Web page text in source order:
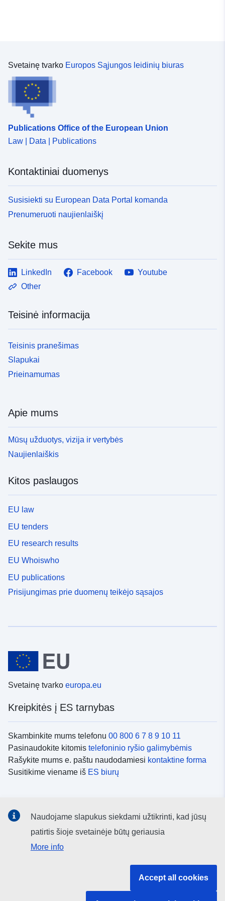
Identifikatoriai:
https://registry.gdi-
uriRef:
http://data.europa.eu/88u/dataset/
Svetainę tvarko Europos Sąjungos leidinių biuras
Publications Office of the European Union
Law | Data | Publications
Kontaktiniai duomenys
Susisiekti su European Data Portal komanda
Prenumeruoti naujienlaiškį
Sekite mus
LinkedIn Facebook
Youtube
Other
Teisinė informacija
Teisinis pranešimas
Slapukai
Prieinamumas
Apie mums
Mūsų užduotys, vizija ir vertybės
Naujienlaiškis
Kitos paslaugos
EU law
EU tenders
EU research results
EU Whoiswho
EU publications
Prisijungimas prie duomenų teikėjo sąsajos
Svetainę tvarko europa.eu
Kreipkitės į ES tarnybas
Skambinkite mums telefonu 00 800 6 7 8 9 10 11
Pasinaudokite kitomis telefoninio ryšio galimybėmis
Rašykite mums e. paštu naudodamiesi kontaktine forma
Susitikime viename iš ES biurų
socialinių tinklų kanalai
Naudojame slapukus siekdami užtikrinti, kad jūsų
patirtis šioje svetainėje būtų geriausia
More info
Accept all cookies